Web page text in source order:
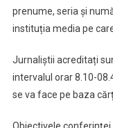
prenume, seria și
instituția media pe
Jurnaliștii acreditați
intervalul orar 8.10-
se va face pe baza